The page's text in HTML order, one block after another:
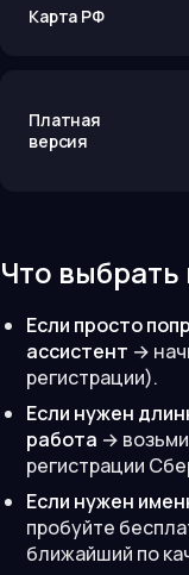
Карта РФ
Платная
версия
Что выбрать
Если просто
ассистент →
регистрации).
Если нужен
работа →
регистрации
Если нужен
пробуйте
ближайший по